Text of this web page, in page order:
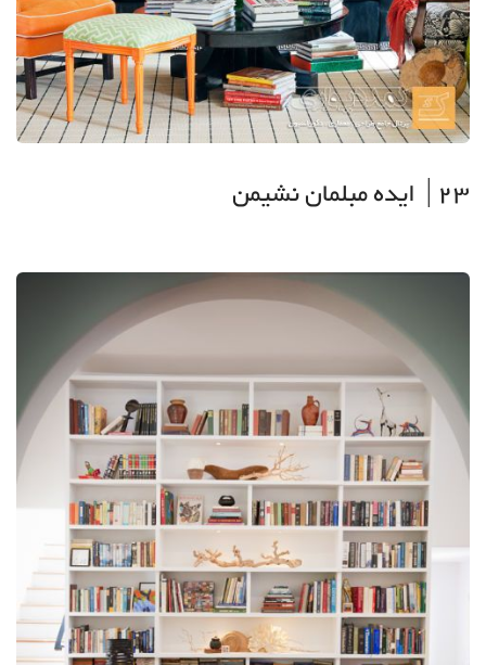
23| ایده مبلمان نشیمن